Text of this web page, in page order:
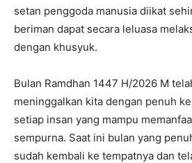
setan penggoda manusia diikat
beriman dapat secara leluasa
dengan khusyuk.
Bulan Ramdhan 1447 H/2026 M
meninggalkan kita dengan penuh
setiap insan yang mampu
sempurna. Saat ini bulan yang
sudah kembali ke tempatnya dan